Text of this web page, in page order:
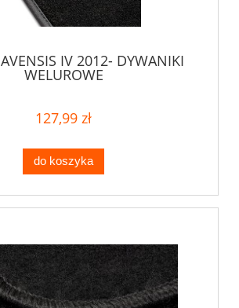
IV 2012- DYWANIKI
WELUROWE
127,99 zł
do koszyka